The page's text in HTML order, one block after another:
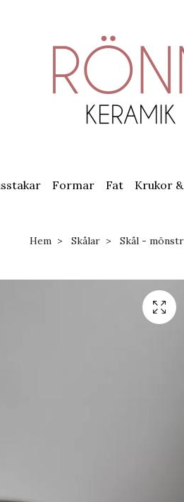
Formar Fat Krukor
Hem Skålar Skål -